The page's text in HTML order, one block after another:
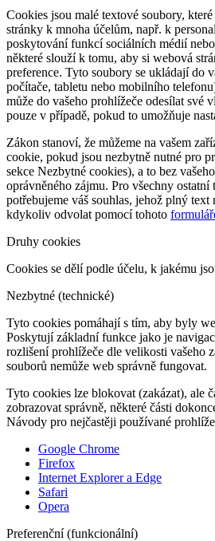
Cookies jsou malé textové soubory,
stránky k mnoha účelům, např. k
poskytování funkcí sociálních médií
některé slouží k tomu, aby si webová
preference. Tyto soubory se ukládají do
počítače, tabletu nebo mobilního
může do vašeho prohlížeče odesílat své
pouze v případě, pokud to umožňuje
Zákon stanoví, že můžeme na vašem
cookie, pokud jsou nezbytně nutné pro
sekce Nezbytné cookies), a to bez
oprávněného zájmu. Pro všechny
potřebujeme váš souhlas, jehož plný text
kdykoliv odvolat pomocí tohoto
Druhy cookies
Cookies se dělí podle účelu, k jakému
Nezbytné (technické)
Tyto cookies pomáhají s tím, aby byly
Poskytují základní funkce jako je
rozlišení prohlížeče dle velikosti vašeho
souborů nemůže web správně fungovat.
Tyto cookies lze blokovat (zakázat), ale
zobrazovat správně, některé části
Návody pro nejčastěji používané
Google Chrome
Firefox
Internet Explorer a Edge
Safari
Opera
Preferenční (funkcionální)